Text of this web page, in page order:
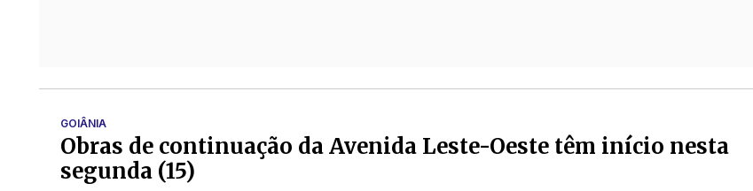
GOIÂNIA
Obras de continuação da Avenida Leste-Oeste têm início nesta
segunda (15)